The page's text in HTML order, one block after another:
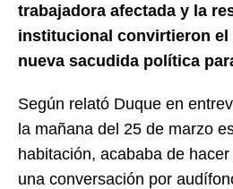
trabajadora afectada y la
institucional convirtieron el
nueva sacudida política
Según relató Duque en
la mañana del 25 de marzo
habitación, acababa de
una conversación por